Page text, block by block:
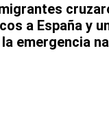
a España y
emergencia